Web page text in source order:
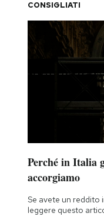
I MIEI
SHOP
AREA
Area
Newsletter
Regala il
CONSIGLIATI
Perché in Italia
accorgiamo
Se avete un reddito
leggere questo